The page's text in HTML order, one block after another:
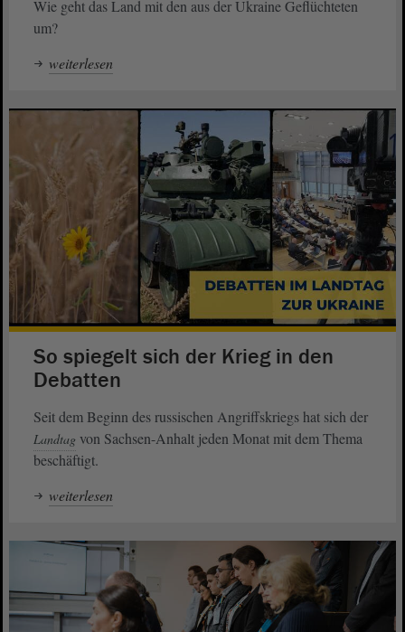
Wie geht das Land mit den aus der Ukraine Geflüchteten
um?
weiterlesen
So spiegelt sich der Krieg in den
Debatten
Seit dem Beginn des russischen Angriffskriegs hat sich der
Landtag von Sachsen-Anhalt jeden Monat mit dem Thema
beschäftigt.
weiterlesen